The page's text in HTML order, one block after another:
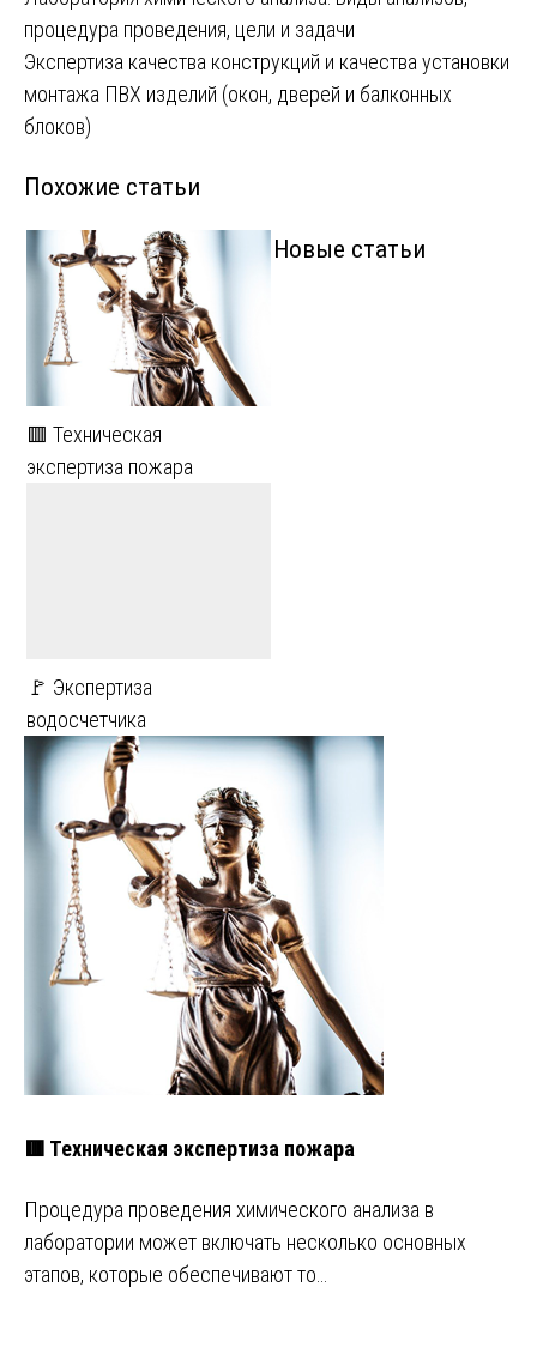
по
записям
процедура проведения, цели и задачи
Экспертиза качества конструкций и качества установки
монтажа ПВХ изделий (окон, дверей и балконных
блоков)
Похожие статьи
🟥 Техническая
экспертиза пожара
🚩 Экспертиза
водосчетчика
Новые статьи
🟥 Техническая экспертиза пожара
Процедура проведения химического анализа в
лаборатории может включать несколько основных
этапов, которые обеспечивают то…